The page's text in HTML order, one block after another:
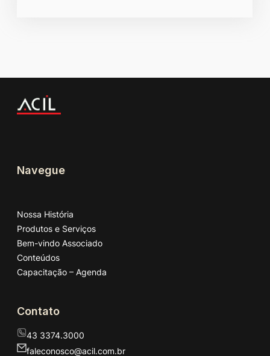
Navegue
Nossa História
Produtos e Serviços
Bem-vindo Associado
Conteúdos
Capacitação – Agenda
Contato
43 3374.3000
faleconosco@acil.com.br